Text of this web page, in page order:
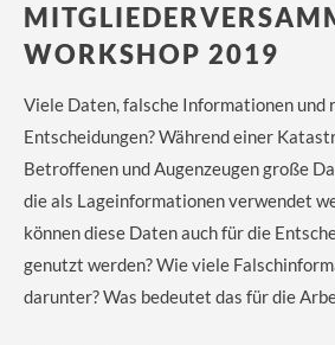
WORKSHOP 2019
Viele Daten, falsche Informationen und
Entscheidungen? Während einer
Betroffenen und Augenzeugen große
die als Lageinformationen verwendet
können diese Daten auch für die
genutzt werden? Wie viele
darunter? Was bedeutet das für die